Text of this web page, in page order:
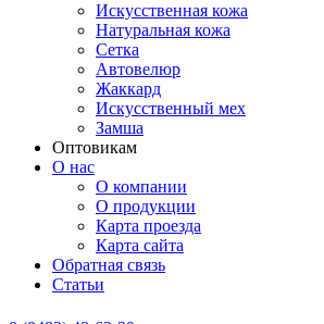
Искусственная кожа
Натуральная кожа
Сетка
Автовелюр
Жаккард
Искусственный мех
Замша
Оптовикам
О нас
О компании
О продукции
Карта проезда
Карта сайта
Обратная связь
Статьи